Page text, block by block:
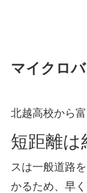
マイクロ
北越高校から
短距離は
スは一般道路
かるため、早